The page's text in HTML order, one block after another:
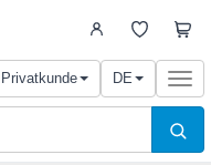
Privatkunde DE